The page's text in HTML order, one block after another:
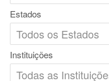
Estados
Instituições